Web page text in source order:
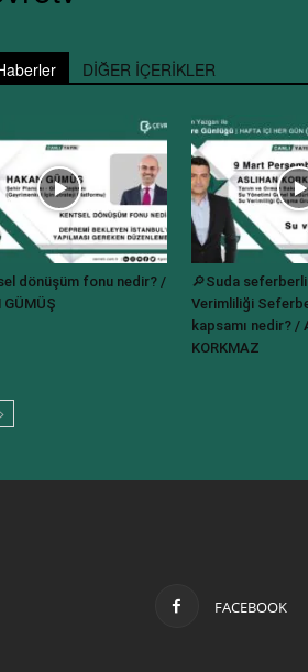
DİĞER İÇERİKLER
dönüşüm fonu nedir? /
GÜMÜŞ
🔎Suda
Verimliliği
kapsamı nedir? /
KORKMAZ
FACEBOOK